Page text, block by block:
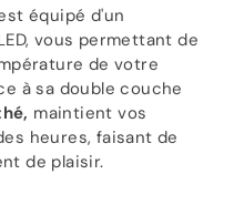
équipé d'un
vous permettant de
de votre
à sa double couche
maintient vos
heures, faisant de
de plaisir.